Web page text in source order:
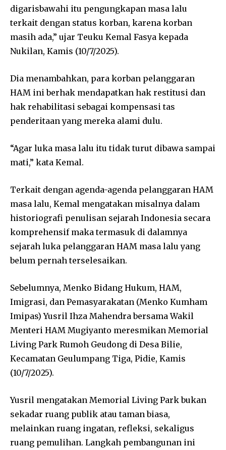
digarisbawahi itu pengungkapan masa lalu
terkait dengan status korban, karena korban
masih ada,” ujar Teuku Kemal Fasya kepada
Nukilan, Kamis (10/7/2025).
Dia menambahkan, para korban pelanggaran
HAM ini berhak mendapatkan hak restitusi dan
hak rehabilitasi sebagai kompensasi tas
penderitaan yang mereka alami dulu.
“Agar luka masa lalu itu tidak turut dibawa sampai
mati,” kata Kemal.
Terkait dengan agenda-agenda pelanggaran HAM
masa lalu, Kemal mengatakan misalnya dalam
historiografi penulisan sejarah Indonesia secara
komprehensif maka termasuk di dalamnya
sejarah luka pelanggaran HAM masa lalu yang
belum pernah terselesaikan.
Sebelumnya, Menko Bidang Hukum, HAM,
Imigrasi, dan Pemasyarakatan (Menko Kumham
Imipas) Yusril Ihza Mahendra bersama Wakil
Menteri HAM Mugiyanto meresmikan Memorial
Living Park Rumoh Geudong di Desa Bilie,
Kecamatan Geulumpang Tiga, Pidie, Kamis
(10/7/2025).
Yusril mengatakan Memorial Living Park bukan
sekadar ruang publik atau taman biasa,
melainkan ruang ingatan, refleksi, sekaligus
ruang pemulihan. Langkah pembangunan ini